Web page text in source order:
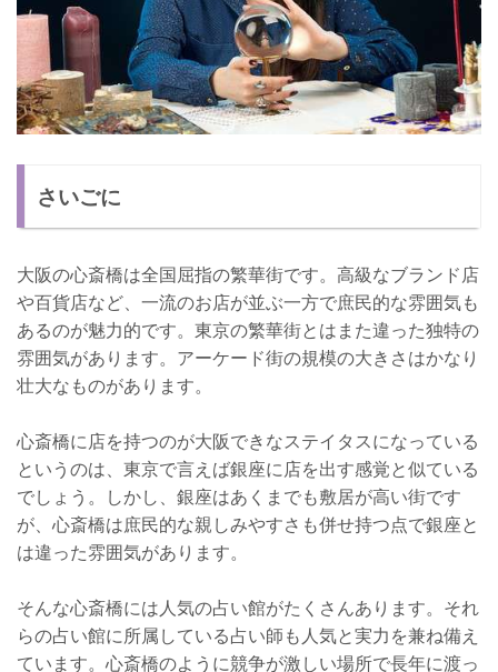
さいごに
大阪の心斎橋は全国屈指の繁華街です。高級なブランド店
や百貨店など、一流のお店が並ぶ一方で庶民的な雰囲気も
あるのが魅力的です。東京の繁華街とはまた違った独特の
雰囲気があります。アーケード街の規模の大きさはかなり
壮大なものがあります。
心斎橋に店を持つのが大阪できなステイタスになっている
というのは、東京で言えば銀座に店を出す感覚と似ている
でしょう。しかし、銀座はあくまでも敷居が高い街です
が、心斎橋は庶民的な親しみやすさも併せ持つ点で銀座と
は違った雰囲気があります。
そんな心斎橋には人気の占い館がたくさんあります。それ
らの占い館に所属している占い師も人気と実力を兼ね備え
ています。心斎橋のように競争が激しい場所で長年に渡っ